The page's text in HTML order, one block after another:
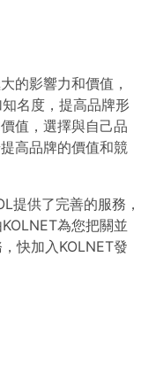
的影響力和價值，
名度，提高品牌形
值，選擇與自己品
高品牌的價值和競
提供了完善的服務，
為您把關並
快加入KOLNET發